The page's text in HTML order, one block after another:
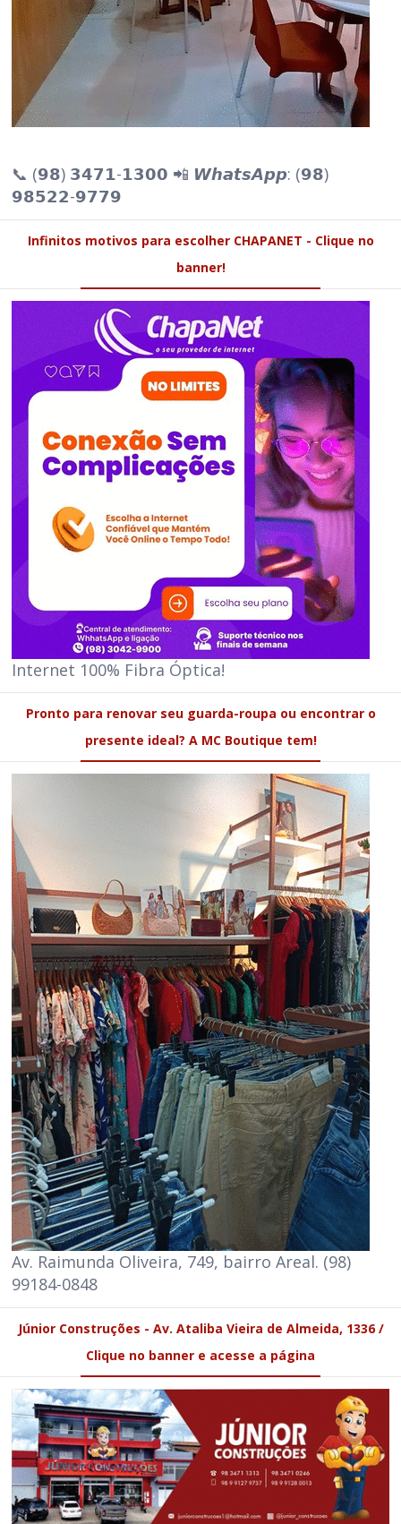
📞 (𝟵𝟴) 𝟯𝟰𝟳𝟭-𝟭𝟯𝟬𝟬 📲 𝙒𝙝𝙖𝙩𝙨𝘼𝙥𝙥: (𝟵𝟴)
𝟵𝟴𝟱𝟮𝟮-𝟵𝟳𝟳𝟵
Infinitos motivos para escolher CHAPANET - Clique no
banner!
Internet 100% Fibra Óptica!
Pronto para renovar seu guarda-roupa ou encontrar o
presente ideal? A MC Boutique tem!
Av. Raimunda Oliveira, 749, bairro Areal. (98)
99184-0848
Júnior Construções - Av. Ataliba Vieira de Almeida, 1336 /
Clique no banner e acesse a página